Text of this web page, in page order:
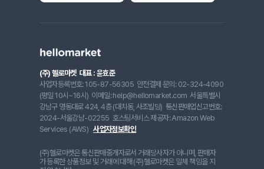
(주) 헬로마켓 대표 : 윤효준
사업자등록번호: 105-87-56305 안전결제 문의: 02-324-4090
(평일 10시~16시) 이메일: help@hellomarket.com 서울특별시
강남구 영동대로 424, 4층 (대치동, 사조빌딩) 통신판매업신고번호:
2024-서울강남-02255 호스팅서비스 제공자: Amazon Web
Services (AWS) 사업자정보확인
(주)헬로마켓은 통신판매중개자로서 거래당사자가 아니며, 판매자
가 등록한 상품정보 및 거래에 대해 (주)헬로마켓은 일체 책임을 지